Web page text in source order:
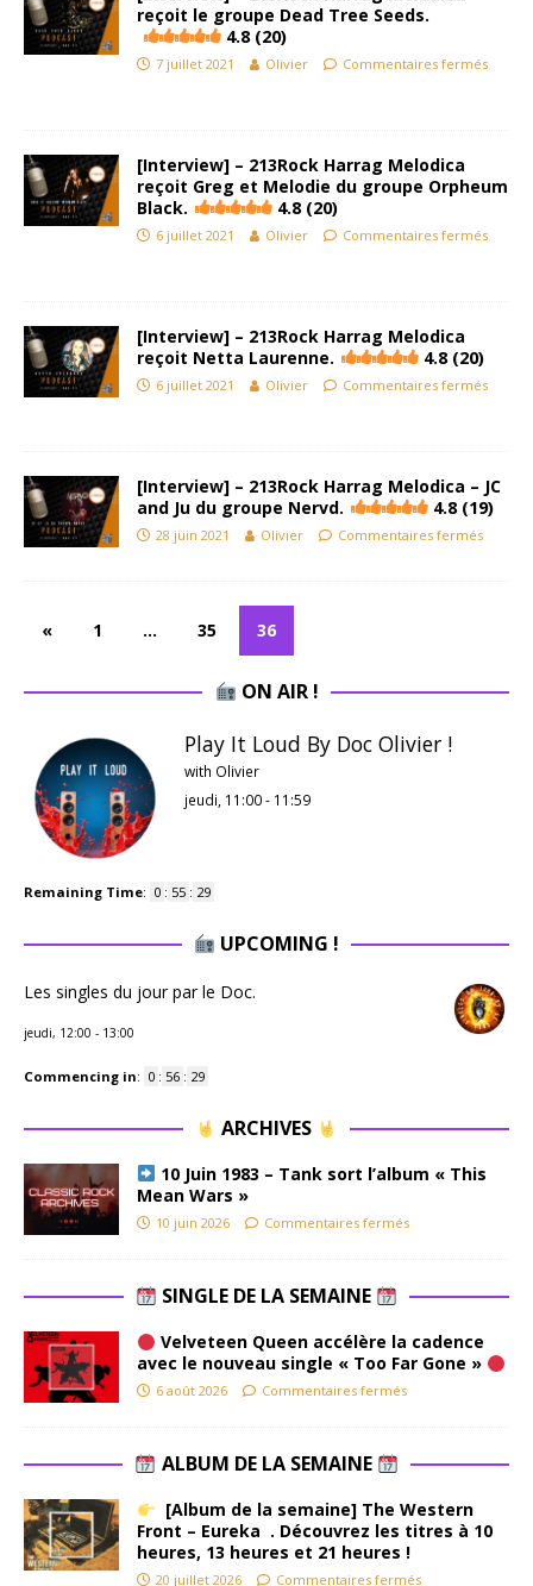
reçoit le groupe Dead Tree Seeds.
4.8 (20)
7 juillet 2021 Olivier Commentaires fermés
[Interview] – 213Rock Harrag Melodica
reçoit Greg et Melodie du groupe Orpheum
Black.
4.8 (20)
6 juillet 2021 Olivier Commentaires fermés
[Interview] – 213Rock Harrag Melodica
reçoit Netta Laurenne.
4.8 (20)
6 juillet 2021 Olivier Commentaires fermés
[Interview] – 213Rock Harrag Melodica – JC
and Ju du groupe Nervd.
4.8 (19)
28 juin 2021 Olivier Commentaires fermés
« 1 … 35 36
ON AIR !
Play It Loud By Doc Olivier !
with Olivier
jeudi, 11:00- 11:59
Remaining Time: 0 : 55 : 29
UPCOMING !
Les singles du jour par le Doc.
jeudi, 12:00 - 13:00
Commencing in: 0 : 56 : 29
ARCHIVES
10 Juin 1983 – Tank sort l’album « This
Mean Wars »
10 juin 2026 Commentaires fermés
SINGLE DE LA SEMAINE
Velveteen Queen accélère la cadence
avec le nouveau single « Too Far Gone »
6 août 2026 Commentaires fermés
ALBUM DE LA SEMAINE
[Album de la semaine] The Western
Front – Eureka . Découvrez les titres à 10
heures, 13 heures et 21 heures !
20 juillet 2026 Commentaires fermés